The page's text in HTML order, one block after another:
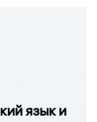
язык и